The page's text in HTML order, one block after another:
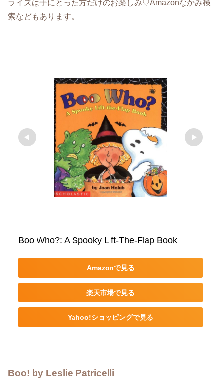
ライズは手にとった方だけのお楽しみ♡Amazonなかみ検
索などもあります。
Boo Who?: A Spooky Lift-The-Flap Book
Amazonで見る
楽天市場で見る
Yahoo!ショッピングで見る
Boo! by Leslie Patricelli